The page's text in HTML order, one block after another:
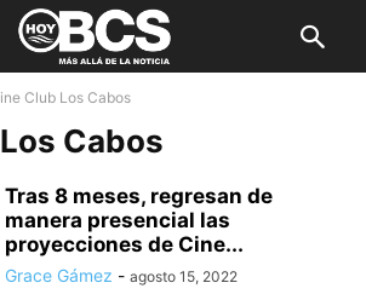
Club Los Cabos
Cabos
Tras 8 meses, regresan de
manera presencial las
proyecciones de Cine...
Grace Gámez - agosto 15, 2022